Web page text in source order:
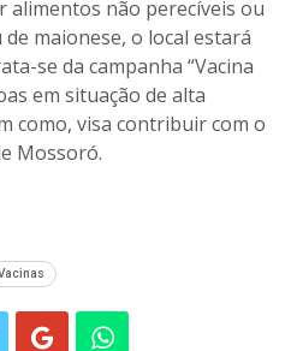
alimentos não perecíveis ou
maionese, o local estará
se da campanha “Vacina
em situação de alta
como, visa contribuir com o
Mossoró.